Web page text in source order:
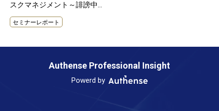
スクマネジメント～誹謗中傷
への対応策講座～
セミナーレポート
Authense Professional Insight
Powerd by